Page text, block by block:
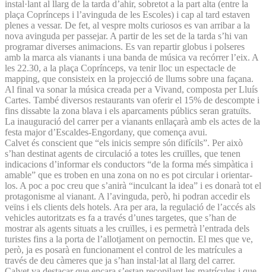
instal·lant al llarg de la tarda d’ahir, sobretot a la part alta (entre la
plaça Coprínceps i l’avinguda de les Escoles) i cap al tard estaven
plenes a vessar. De fet, al vespre molts curiosos es van arribar a la
nova avinguda per passejar. A partir de les set de la tarda s’hi van
programar diverses animacions. Es van repartir globus i polseres
amb la marca als vianants i una banda de música va recórrer l’eix. A
les 22.30, a la plaça Coprínceps, va tenir lloc un espectacle de
mapping, que consisteix en la projecció de llums sobre una façana.
Al final va sonar la música creada per a Vivand, composta per Lluís
Cartes. També diversos restaurants van oferir el 15% de descompte i
fins dissabte la zona blava i els aparcaments públics seran gratuïts.
La inauguració del carrer per a vianants enllaçarà amb els actes de la
festa major d’Escaldes-Engordany, que comença avui.
Calvet és conscient que “els inicis sempre són difícils”. Per això
s’han destinat agents de circulació a totes les cruïlles, que tenen
indicacions d’informar els conductors “de la forma més simpàtica i
amable” que es troben en una zona on no es pot circular i orientar-
los. A poc a poc creu que s’anirà “inculcant la idea” i es donarà tot el
protagonisme al vianant. A l’avinguda, però, hi podran accedir els
veïns i els clients dels hotels. Ara per ara, la regulació de l’accés als
vehicles autoritzats es fa a través d’unes targetes, que s’han de
mostrar als agents situats a les cruïlles, i es permetrà l’entrada dels
turistes fins a la porta de l’allotjament on pernoctin. El mes que ve,
però, ja es posarà en funcionament el control de les matrícules a
través de deu càmeres que ja s’han instal·lat al llarg del carrer.